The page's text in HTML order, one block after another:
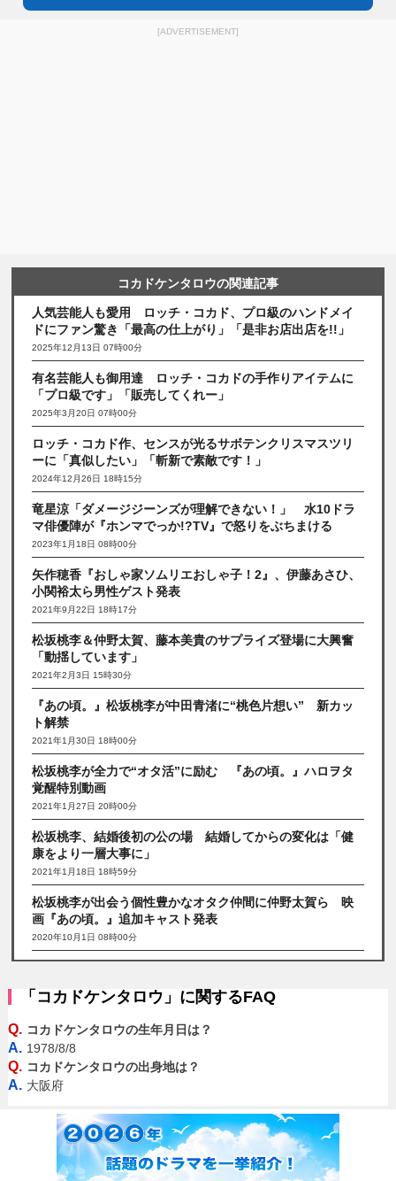
[ADVERTISEMENT]
コカドケンタロウの関連記事
人気芸能人も愛用 ロッチ・コカド、プロ級のハンドメイ
ドにファン驚き「最高の仕上がり」「是非お店出店を!!」
2025年12月13日 07時00分
有名芸能人も御用達 ロッチ・コカドの手作りアイテムに
「プロ級です」「販売してくれー」
2025年3月20日 07時00分
ロッチ・コカド作、センスが光るサボテンクリスマスツリ
ーに「真似したい」「斬新で素敵です！」
2024年12月26日 18時15分
竜星涼「ダメージジーンズが理解できない！」 水10ドラ
マ俳優陣が『ホンマでっか!?TV』で怒りをぶちまける
2023年1月18日 08時00分
矢作穂香『おしゃ家ソムリエおしゃ子！2』、伊藤あさひ、
小関裕太ら男性ゲスト発表
2021年9月22日 18時17分
松坂桃李＆仲野太賀、藤本美貴のサプライズ登場に大興奮
「動揺しています」
2021年2月3日 15時30分
『あの頃。』松坂桃李が中田青渚に“桃色片想い” 新カッ
ト解禁
2021年1月30日 18時00分
松坂桃李が全力で“オタ活”に励む 『あの頃。』ハロヲタ
覚醒特別動画
2021年1月27日 20時00分
松坂桃李、結婚後初の公の場 結婚してからの変化は「健
康をより一層大事に」
2021年1月18日 18時59分
松坂桃李が出会う個性豊かなオタク仲間に仲野太賀ら 映
画『あの頃。』追加キャスト発表
2020年10月1日 08時00分
「コカドケンタロウ」に関するFAQ
Q. コカドケンタロウの生年月日は？
A. 1978/8/8
Q. コカドケンタロウの出身地は？
A. 大阪府